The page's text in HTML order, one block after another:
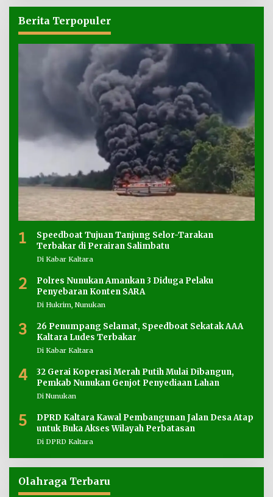
Berita Terpopuler
1
Speedboat Tujuan Tanjung Selor-Tarakan
Terbakar di Perairan Salimbatu
Di Kabar Kaltara
2
Polres Nunukan Amankan 3 Diduga Pelaku
Penyebaran Konten SARA
Di Hukrim, Nunukan
3
26 Penumpang Selamat, Speedboat Sekatak AAA
Kaltara Ludes Terbakar
Di Kabar Kaltara
4
32 Gerai Koperasi Merah Putih Mulai Dibangun,
Pemkab Nunukan Genjot Penyediaan Lahan
Di Nunukan
5
DPRD Kaltara Kawal Pembangunan Jalan Desa Atap
untuk Buka Akses Wilayah Perbatasan
Di DPRD Kaltara
Olahraga Terbaru